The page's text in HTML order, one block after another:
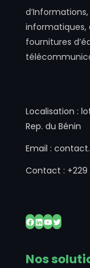
informatiques,
fournitures
Localisation :
Rep. du Bénin
Email :
Contact : +229
Facebook
LinkedIn
YouTube
Twitter
Nos